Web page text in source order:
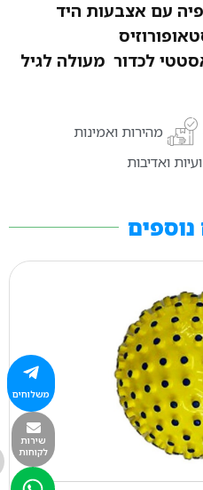
עם אצבעות היד
לכדור מעולה לגיל
מהירות ואמינות
ואדיבות
נוספים
משלוחים
שירות
לקוחות